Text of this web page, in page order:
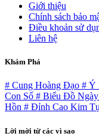
Giới thiệu
Chính sách bảo
Điều khoản sử
Liên hệ
Khám Phá
# Cung Hoàng Đạo # Ý
Con Số # Biểu Đồ
Hồn # Đỉnh Cao Kim
Lời mời từ các vì sao